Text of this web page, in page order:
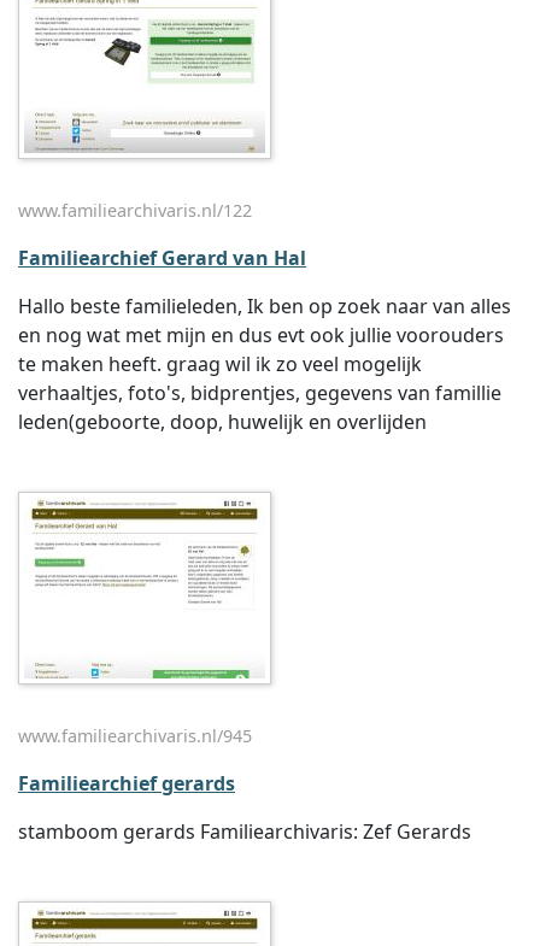
www.familiearchivaris.nl/122
Familiearchief Gerard van Hal
Hallo beste familieleden, Ik ben op zoek naar van alles
en nog wat met mijn en dus evt ook jullie voorouders
te maken heeft. graag wil ik zo veel mogelijk
verhaaltjes, foto's, bidprentjes, gegevens van famillie
leden(geboorte, doop, huwelijk en overlijden
www.familiearchivaris.nl/945
Familiearchief gerards
stamboom gerards Familiearchivaris: Zef Gerards